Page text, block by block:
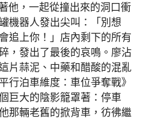
他，一起從撞出來的洞口衝
機器人發出尖叫：「別想
追上你！」店內剩下的所有
，發出了最後的哀鳴。廖沾
片蒜泥、中藥和醋酸的混亂
行泊車維度：車位爭奪戰》
巨大的陰影籠罩著：停車
那輛老舊的掀背車，彷彿繼